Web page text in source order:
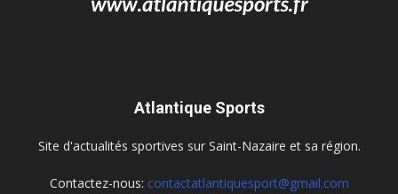
Atlantique Sports
Site d'actualités sportives sur Saint-Nazaire et sa région.
Contactez-nous: contactatlantiquesport@gmail.com